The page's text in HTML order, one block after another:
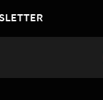
2026, 08:00 horas